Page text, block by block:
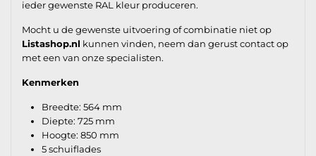
ieder gewenste RAL kleur produceren.
Mocht u de gewenste uitvoering of combinatie niet op
Listashop.nl kunnen vinden, neem dan gerust contact op
met een van onze specialisten.
Kenmerken
Breedte: 564 mm
Diepte: 725 mm
Hoogte: 850 mm
5 schuiflades